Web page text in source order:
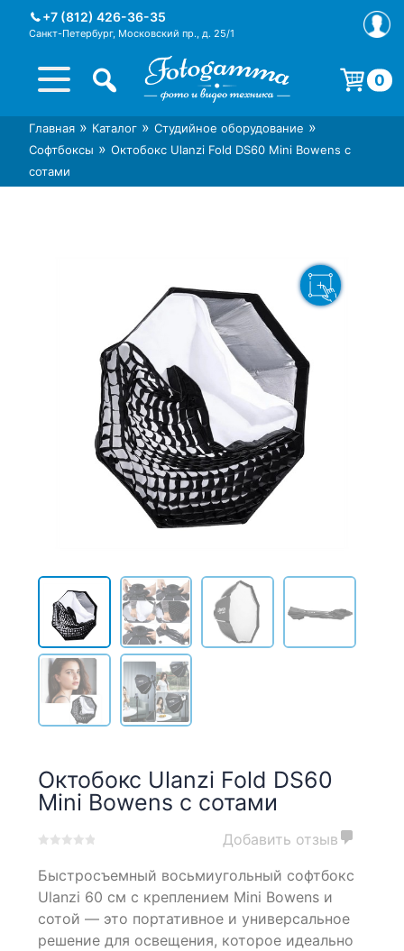
+7 (812) 426-36-35
Санкт-Петербург, Московский пр., д. 25/1
Интернет-магазин фототехники
Foto-Gamma в СПб
Магазин фотоаксессуаров foto-
gamma.ru
0
Корзина пуста.
Главная » Каталог » Студийное оборудование »
Софтбоксы » Октобокс Ulanzi Fold DS60 Mini Bowens с
сотами
Октобокс Ulanzi Fold DS60
Mini Bowens с сотами
out
of
on
customer
Добавить отзыв
Быстросъемный восьмиугольный софтбокс
Ulanzi 60 см с креплением Mini Bowens и
сотой — это портативное и универсальное
решение для освещения, которое идеально